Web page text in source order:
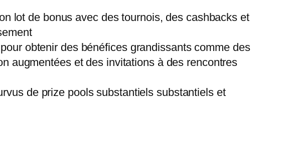
lot de bonus avec des tournois, des cashbacks et
obtenir des bénéfices grandissants comme des
augmentées et des invitations à des rencontres
de prize pools substantiels substantiels et